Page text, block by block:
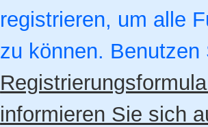
registrieren, um alle
zu können. Benutzen
informieren Sie sich